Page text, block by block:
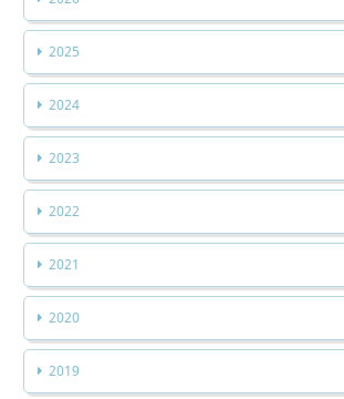
2025
2024
2023
2022
2021
2020
2019